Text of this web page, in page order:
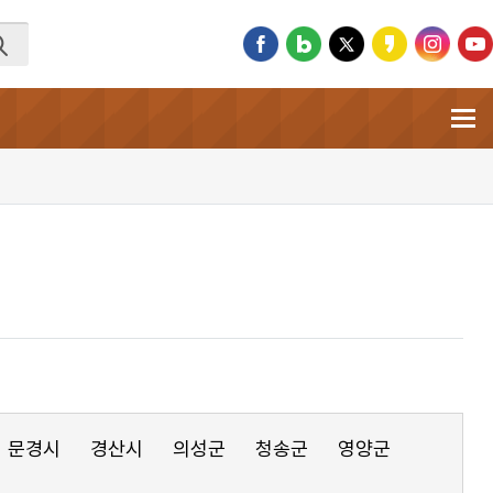
문경시 경산시 의성군 청송군
영양군